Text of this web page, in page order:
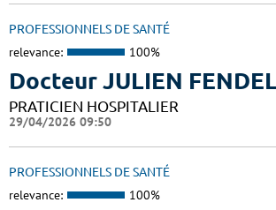
PROFESSIONNELS DE SANTÉ
relevance: 100%
Docteur JULIEN
PRATICIEN HOSPITALIER
29/04/2026 09:50
PROFESSIONNELS DE SANTÉ
relevance: 100%